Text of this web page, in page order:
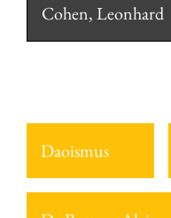
Cohen, Leonhard
Daoismus